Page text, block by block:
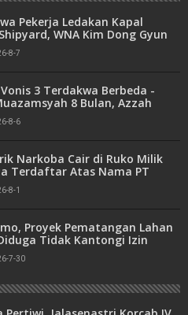
Pekerja Ledakan Kapal
WNA Kim Dong Gyun
6 Bulan
8-7
3 Terdakwa Berbeda -
8 Bulan, Azzah
Divonis 2 Tahun 6 Bulan
8-6
Narkoba Cair di Ruko Milik
Terdaftar Atas Nama PT
8-1
Proyek Pematangan Lahan
Tidak Kantongi Izin
7-30